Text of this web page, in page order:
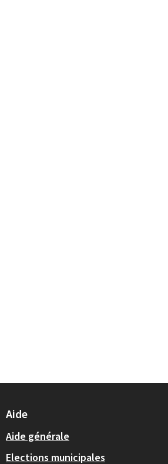
Aide
Aide générale
Elections municipales